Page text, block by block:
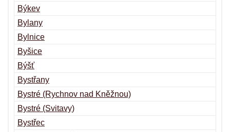
Býkev
Bylany
Bylnice
Byšice
Býšť
Bystřany
Bystré (Rychnov nad Kněžnou)
Bystré (Svitavy)
Bystřec